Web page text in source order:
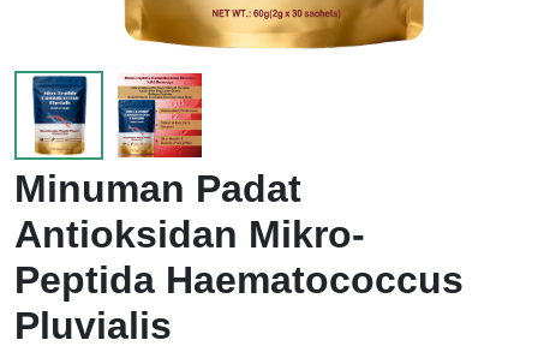
Minuman Padat
Antioksidan Mikro-
Peptida Haematococcus
Pluvialis